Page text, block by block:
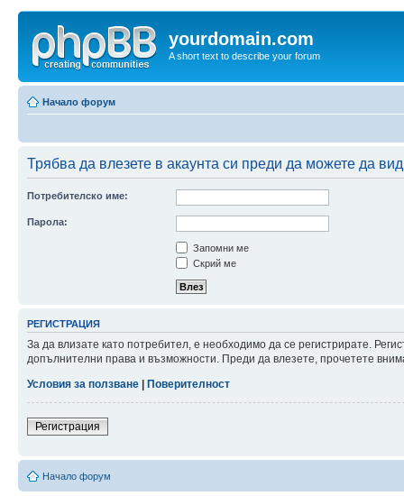
yourdomain.com
A short text to describe your forum
Начало форум
Трябва да влезете в акаунта си преди да можете да
Потребителско име:
Парола:
Запомни ме
Скрий ме
РЕГИСТРАЦИЯ
За да влизате като потребител, е необходимо да се регистрирате.
допълнителни права и възможности. Преди да влезете, прочетете
Условия за ползване
Поверителност
Регистрация
Начало форум